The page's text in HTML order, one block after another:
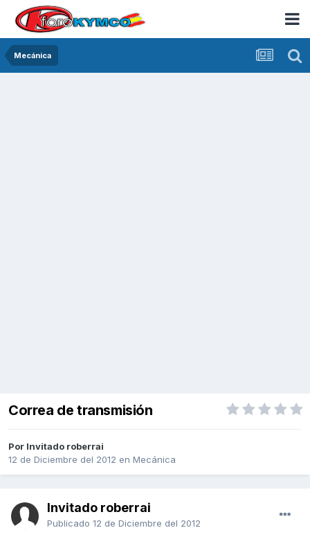
Mecánica
Correa de transmisión
Por Invitado roberrai
12 de Diciembre del 2012 en Mecánica
Invitado roberrai
Publicado 12 de Diciembre del 2012